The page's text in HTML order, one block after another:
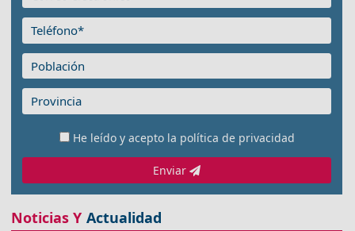
He leído y acepto la política de privacidad
Enviar
Noticias Y Actualidad